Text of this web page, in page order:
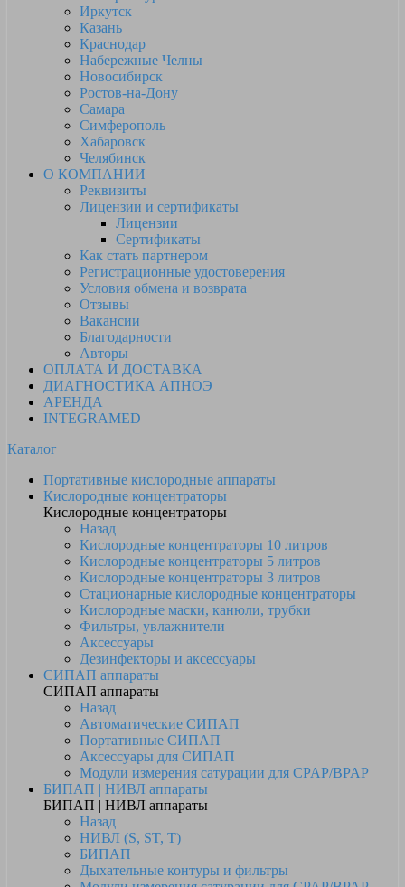
Иркутск
Казань
Краснодар
Набережные Челны
Новосибирск
Ростов-на-Дону
Самара
Симферополь
Хабаровск
Челябинск
О КОМПАНИИ
Реквизиты
Лицензии и сертификаты
Лицензии
Сертификаты
Как стать партнером
Регистрационные удостоверения
Условия обмена и возврата
Отзывы
Вакансии
Благодарности
Авторы
ОПЛАТА И ДОСТАВКА
ДИАГНОСТИКА АПНОЭ
АРЕНДА
INTEGRAMED
Каталог
Портативные кислородные аппараты
Кислородные концентраторы
Кислородные концентраторы
Назад
Кислородные концентраторы 10 литров
Кислородные концентраторы 5 литров
Кислородные концентраторы 3 литров
Стационарные кислородные концентраторы
Кислородные маски, канюли, трубки
Фильтры, увлажнители
Аксессуары
Дезинфекторы и аксессуары
СИПАП аппараты
СИПАП аппараты
Назад
Автоматические СИПАП
Портативные СИПАП
Аксессуары для СИПАП
Модули измерения сатурации для CPAP/BPAP
БИПАП | НИВЛ аппараты
БИПАП | НИВЛ аппараты
Назад
НИВЛ (S, ST, T)
БИПАП
Дыхательные контуры и фильтры